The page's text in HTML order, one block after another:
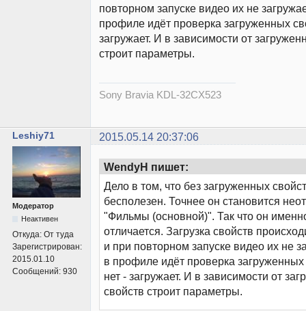
повторном запуске видео их не
профиле идёт проверка загруженных
загружает. И в зависимости от
строит параметры.
Sony Bravia KDL-32CX523
Leshiy71 2015.05.14 20:37:06
Модератор
Неактивен
Откуда: От туда
Зарегистрирован:
2015.01.10
Сообщений: 930
WendyH пишет:
Дело в том, что без загруженных
бесполезен. Точнее он становится
"Фильмы (основной)". Так что он
отличается. Загрузка свойств
и при повторном запуске видео их не
в профиле идёт проверка загруженных
нет - загружает. И в зависимости от
свойств строит параметры.